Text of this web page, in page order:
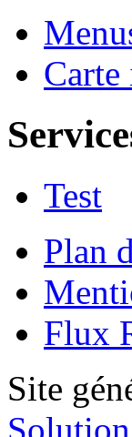
Test
Plan
Flux
Site
Solution